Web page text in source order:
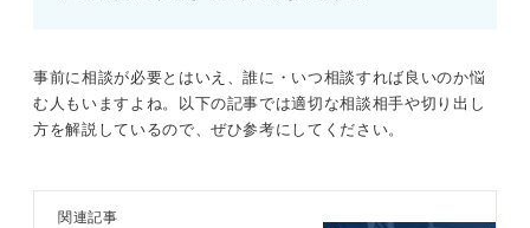
事前に相談が必要とはいえ、誰に・いつ相談すれば良いのか悩
む人もいますよね。以下の記事では適切な相談相手や切り出し
方を解説しているので、ぜひ参考にしてください。
関連記事